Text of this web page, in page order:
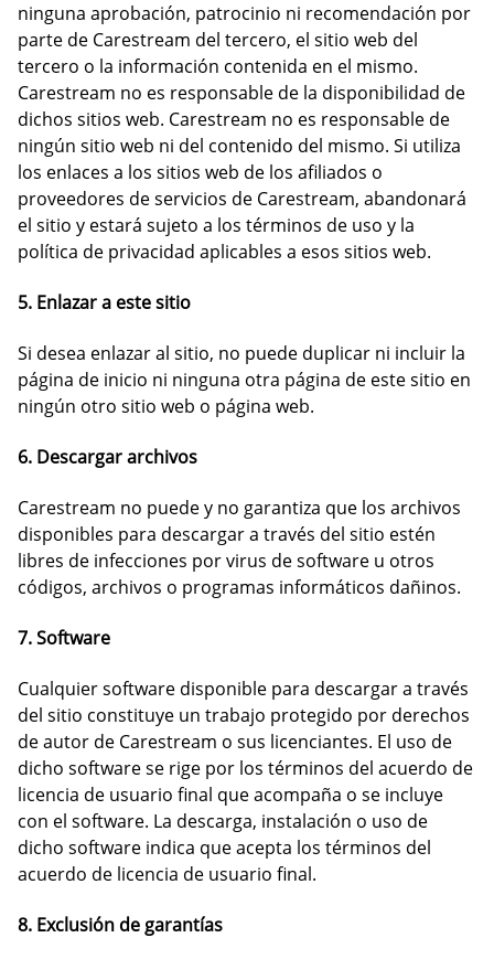
ninguna aprobación, patrocinio ni recomendación por
parte de Carestream del tercero, el sitio web del
tercero o la información contenida en el mismo.
Carestream no es responsable de la disponibilidad de
dichos sitios web. Carestream no es responsable de
ningún sitio web ni del contenido del mismo. Si utiliza
los enlaces a los sitios web de los afiliados o
proveedores de servicios de Carestream, abandonará
el sitio y estará sujeto a los términos de uso y la
política de privacidad aplicables a esos sitios web.
5. Enlazar a este sitio
Si desea enlazar al sitio, no puede duplicar ni incluir la
página de inicio ni ninguna otra página de este sitio en
ningún otro sitio web o página web.
6. Descargar archivos
Carestream no puede y no garantiza que los archivos
disponibles para descargar a través del sitio estén
libres de infecciones por virus de software u otros
códigos, archivos o programas informáticos dañinos.
7. Software
Cualquier software disponible para descargar a través
del sitio constituye un trabajo protegido por derechos
de autor de Carestream o sus licenciantes. El uso de
dicho software se rige por los términos del acuerdo de
licencia de usuario final que acompaña o se incluye
con el software. La descarga, instalación o uso de
dicho software indica que acepta los términos del
acuerdo de licencia de usuario final.
8. Exclusión de garantías